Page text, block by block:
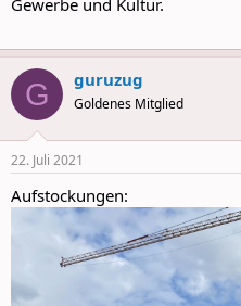
G guruzug
Goldenes Mitglied
22. Juli 2021
Aufstockungen: